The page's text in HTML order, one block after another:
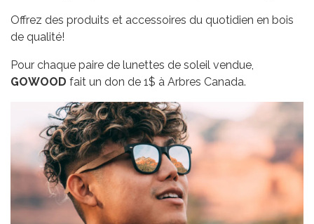
Offrez des produits et accessoires du quotidien en bois
de qualité!
Pour chaque paire de lunettes de soleil vendue,
GOWOOD fait un don de 1$ à Arbres Canada.